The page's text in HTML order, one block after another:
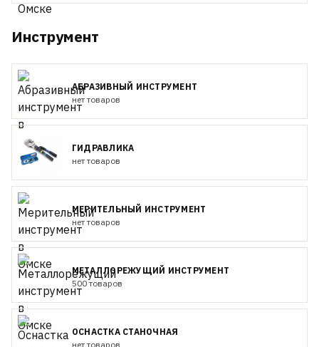
Инструмент
АБРАЗИВНЫЙ ИНСТРУМЕНТ
нет товаров
ГИДРАВЛИКА
нет товаров
МЕРИТЕЛЬНЫЙ ИНСТРУМЕНТ
нет товаров
МЕТАЛЛОРЕЖУЩИЙ ИНСТРУМЕНТ
500 товаров
ОСНАСТКА СТАНОЧНАЯ
нет товаров